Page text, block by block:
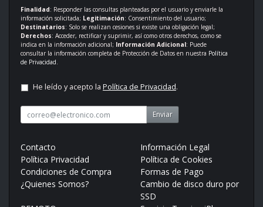
Finalidad: Responder las consultas planteadas por el usuario y enviarle la
información solicitada; Legitimación: Consentimiento del usuario;
Destinatarios: Solo se realizan cesiones si existe una obligación legal;
Derechos: Acceder, rectificar y suprimir, así como otros derechos, como se
indica en la información adicional; Información Adicional: Puede
consultar la información completa de Protección de Datos en nuestra Política
de Privacidad.
He leído y acepto la Política de Privacidad.
Enviar
Contacto
Información Legal
Política Privacidad
Política de Cookies
Condiciones de Compra
Formas de Pago
¿Quienes Somos?
Cambio de disco duro por
SSD